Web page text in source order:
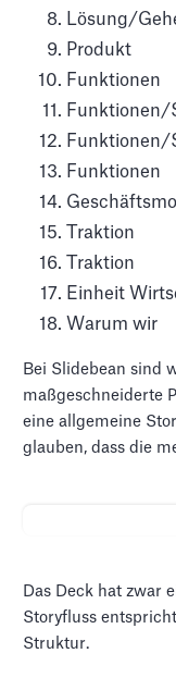
Lösung/
Produkt
Funktionen
Funktionen/
Funktionen/
Funktionen
Traktion
Traktion
Einheit
Warum wir
Bei Slidebean sind
maßgeschneiderte
eine allgemeine
glauben, dass die
Das Deck hat zwar
Storyfluss
Struktur.